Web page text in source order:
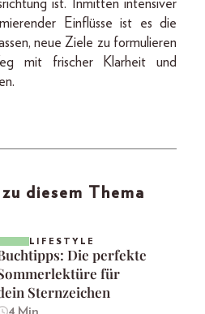
ist. Inmitten intensiver
Einflüsse ist es die
neue Ziele zu formulieren
mit frischer Klarheit und
diesem Thema
LIFESTYLE
Die perfekte
für
Sternzeichen